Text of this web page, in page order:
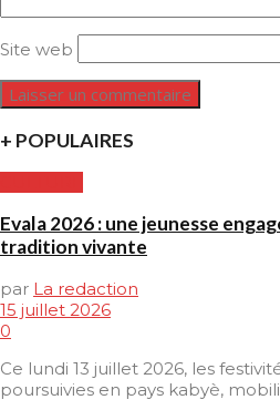
Site web
+ POPULAIRES
Evala 2026 : une jeunesse
tradition vivante
par La redaction
15 juillet 2026
0
Ce lundi 13 juillet 2026, les
poursuivies en pays kabyè,